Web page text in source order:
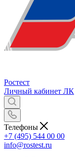
Ростест
Личный кабинет ЛК
Телефоны
+7 (495) 544 00 00
info@rostest.ru